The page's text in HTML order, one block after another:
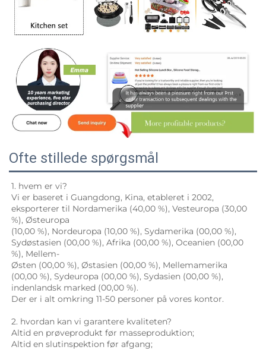
Ofte stillede spørgsmål
1. hvem er vi?
Vi er baseret i Guangdong, Kina, etableret i 2002,
eksporterer til Nordamerika (40,00 %), Vesteuropa (30,00
%), Østeuropa
(10,00 %), Nordeuropa (10,00 %), Sydamerika (00,00 %),
Sydøstasien (00,00 %), Afrika (00,00 %), Oceanien (00,00
%), Mellem-
Østen (00,00 %), Østasien (00,00 %), Mellemamerika
(00,00 %), Sydeuropa (00,00 %), Sydasien (00,00 %),
indenlandsk marked (00,00 %).
Der er i alt omkring 11-50 personer på vores kontor.
2. hvordan kan vi garantere kvaliteten?
Altid en prøveprodukt før masseproduktion;
Altid en slutinspektion før afgang;